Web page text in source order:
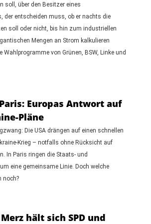
soll, über den Besitzer eines
der entscheiden muss, ob er nachts die
soll oder nicht, bis hin zum industriellen
Mengen an Strom kalkulieren
von Grünen, BSW, Linke und
Europas Antwort auf
Pläne
Die USA drängen auf einen schnellen
Krieg – notfalls ohne Rücksicht auf
In Paris ringen die Staats- und
eine gemeinsame Linie. Doch welche
noch?
hält sich SPD und